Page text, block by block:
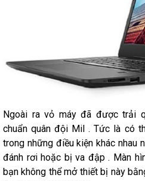
Ngoài ra vỏ máy đã được trải
chuẩn quân đội Mil . Tức là có
trong những điều kiện khác nhau
đánh rơi hoặc bị va đập . Màn
bạn không thể mở thiết bị này